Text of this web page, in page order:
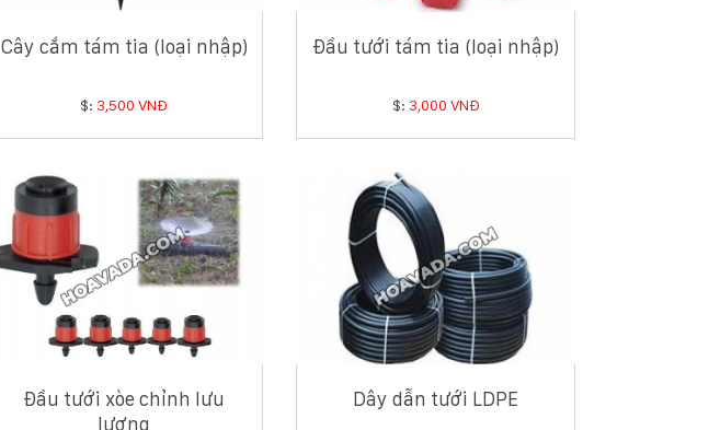
Cây cắm tám tia (loại nhập)
$: 3,500 VNĐ
Đầu tưới tám tia (loại nhập)
$: 3,000 VNĐ
Đầu tưới xòe chỉnh lưu
lượng
Dây dẫn tưới LDPE